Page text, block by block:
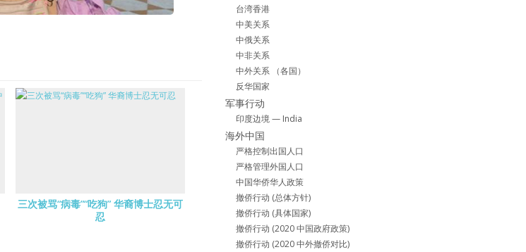
三次被骂“病毒”“吃狗” 华裔博士忍无可
忍
台湾香港
中美关系
中俄关系
中非关系
中外关系 （各国）
反华国家
军事行动
印度边境 — India
海外中国
严格控制出国人口
严格管理外国人口
中国华侨华人政策
撤侨行动 (总体方针)
撤侨行动 (具体国家)
撤侨行动 (2020 中国政府政策)
撤侨行动 (2020 中外撤侨对比)